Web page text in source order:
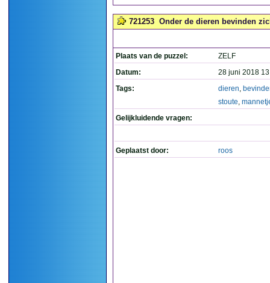
721253 Onder de dieren bevinden
Plaats van de puzzel:
ZELF
Datum:
28 juni 2018
Tags:
dieren,
stoute,
Gelijkluidende vragen:
Geplaatst door: roos